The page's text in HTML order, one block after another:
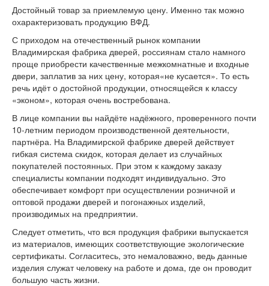
Вест
Галерея
Геометрия
Графика
Империя
Классика
Лайн
Мегаполис
Неоклассика Про
Скин
Тренд
Двери ВанМарк
Шпон текстурированный
Эмалекс
Серия София
Эмаль
Серия Дебют
Серия Нео
Серия Симпл
Серия Синди
Серия Скай
Серия Стефани
Достойный товар за приемлемую цену. Именно так можно
охарактеризовать продукцию ВФД.
С приходом на отечественный рынок компании
Владимирская фабрика дверей, россиянам стало намного
проще приобрести качественные межкомнатные и входные
двери, заплатив за них цену, которая«не кусается». То есть
речь идёт о достойной продукции, относящейся к классу
«эконом», которая очень востребована.
В лице компании вы найдёте надёжного, проверенного почти
10-летним периодом производственной деятельности,
партнёра. На Владимирской фабрике дверей действует
гибкая система скидок, которая делает из случайных
покупателей постоянных. При этом к каждому заказу
специалисты компании подходят индивидуально. Это
обеспечивает комфорт при осуществлении розничной и
оптовой продажи дверей и погонажных изделий,
производимых на предприятии.
Следует отметить, что вся продукция фабрики выпускается
из материалов, имеющих соответствующие экологические
сертификаты. Согласитесь, это немаловажно, ведь данные
изделия служат человеку на работе и дома, где он проводит
большую часть жизни.